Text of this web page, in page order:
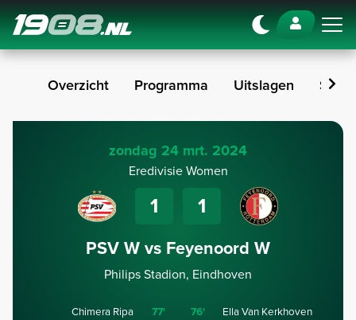
Navigation
Overzicht Programma Uitslagen Stand
zondag 24 mrt. 2024
Eredivisie Women
1 1
PSV W vs Feyenoord W
Philips Stadion, Eindhoven
Chimera Ripa 77' 76' Ella Van Kerkhoven